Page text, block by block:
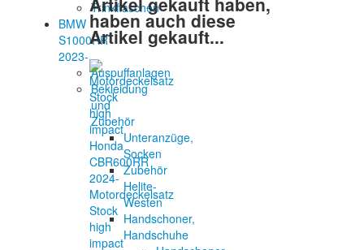
Trinkflaschen
BMW
S1000RR
2023-
Auspuffanlagen
Bekleidung
und
Zubehör
Unteranzüge,
Socken
Zubehör
Helite-
Westen
Handschoner,
Handschuhe
haben auch diese
Artikel gekauft...
Motordeckelsatz
Stock
high
impact